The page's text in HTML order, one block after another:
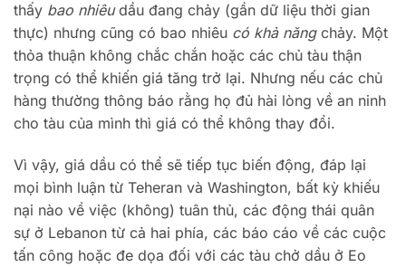
thấy bao nhiêudầu đang chảy (gần dữ liệu thời gian
thực) nhưng cũng có bao nhiêu có khả năngchảy. Một
thỏa thuận không chắc chắn hoặc các chủ tàu thận
trọng có thể khiến giá tăng trở lại. Nhưng nếu các chủ
hàng thường thông báo rằng họ đủ hài lòng về an ninh
cho tàu của mình thì giá có thể không thay đổi.
Vì vậy, giá dầu có thể sẽ tiếp tục biến động, đáp lại
mọi bình luận từ Teheran và Washington, bất kỳ khiếu
nại nào về việc (không) tuân thủ, các động thái quân
sự ở Lebanon từ cả hai phía, các báo cáo về các cuộc
tấn công hoặc đe dọa đối với các tàu chở dầu ở Eo